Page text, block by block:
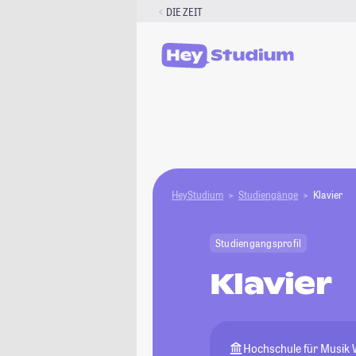
DIE ZEIT
HeyStudium Studiengänge Klavier
Studiengangsprofil
Klavier
Hochschule für Musik